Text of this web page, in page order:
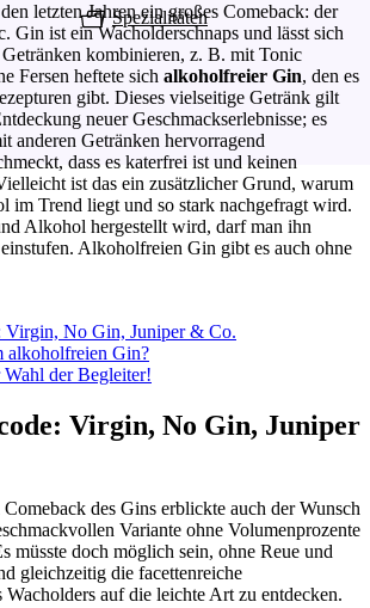
Spezialitäten
letzten Jahren ein großes Comeback: der
Gin ist ein Wacholderschnaps und lässt sich
kombinieren, z. B. mit Tonic
Fersen heftete sich alkoholfreier Gin, den es
gibt. Dieses vielseitige Getränk gilt
neuer Geschmackserlebnisse; es
anderen Getränken hervorragend
dass es katerfrei ist und keinen
ist das ein zusätzlicher Grund, warum
im Trend liegt und so stark nachgefragt wird.
Alkohol hergestellt wird, darf man ihn
Alkoholfreien Gin gibt es auch ohne
Virgin, No Gin, Juniper & Co.
alkoholfreien Gin?
der Begleiter!
Virgin, No Gin, Juniper
des Gins erblickte auch der Wunsch
Variante ohne Volumenprozente
müsste doch möglich sein, ohne Reue und
gleichzeitig die facettenreiche
Wacholders auf die leichte Art zu entdecken.